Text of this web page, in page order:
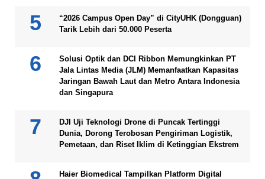
“2026 Campus Open Day” di CityUHK (Dongguan)
Tarik Lebih dari 50.000 Peserta
Solusi Optik dan DCI Ribbon Memungkinkan PT
Jala Lintas Media (JLM) Memanfaatkan Kapasitas
Jaringan Bawah Laut dan Metro Antara Indonesia
dan Singapura
DJI Uji Teknologi Drone di Puncak Tertinggi
Dunia, Dorong Terobosan Pengiriman Logistik,
Pemetaan, dan Riset Iklim di Ketinggian Ekstrem
Haier Biomedical Tampilkan Platform Digital